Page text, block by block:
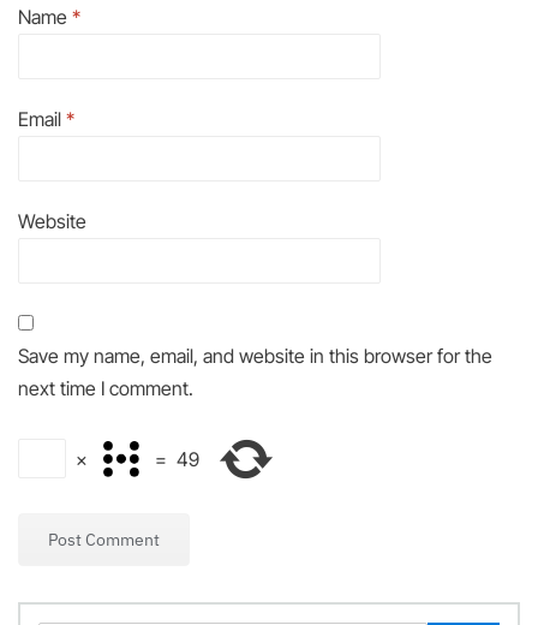
Name *
Email *
Website
Save my name, email, and website in this browser for the
next time I comment.
× = 49